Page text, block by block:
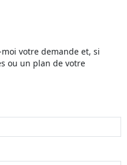
moi votre demande et, si
ou un plan de votre